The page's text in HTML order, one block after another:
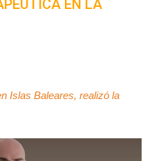
EN LA
Islas Baleares, realizó la